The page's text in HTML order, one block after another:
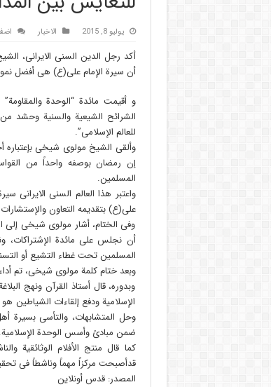
يوليو 8, 2015 الاخبار
أکد رجل الدین السنی الایرانی،
أن سیرة الإمام علی(ع) هی أفضل
و أقیمت مائدة “الوحدة
الشرائح الشیعیة والسنیة وحشد
للعالم الإسلامی”.
وألقی الشیخ مولوی شیخی بإعتباره
إن رمضان بوصفه واحداً من
المسلمین.
واعتبر هذا العالم السنی الایرانی
علی(ع) بتقدیمه التعاون
وفی الختام، أشار مولوی شیخی إلی
أن نجلس علی مائدة الإشتراکات،
المسلمین تحت غطاء التشیع أو
وبعد ختام کلمة مولوی شیخی، تم
وبدوره، قال أستاذ القرآن ونهج
الإسلامیة ودفع إلقاءات الشیاطین
وحل المتشابهات، والتأسی بسیرة
ضمن مبادئ وأسس الوحدة الإسلامیة.
کما قال منتج الأفلام الوثائقیة
قدأصبحت مرکزاً مهماً وناشطاً فی
المصدر: قدس أونلاین